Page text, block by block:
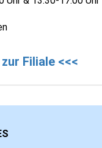
zur Filiale <<<